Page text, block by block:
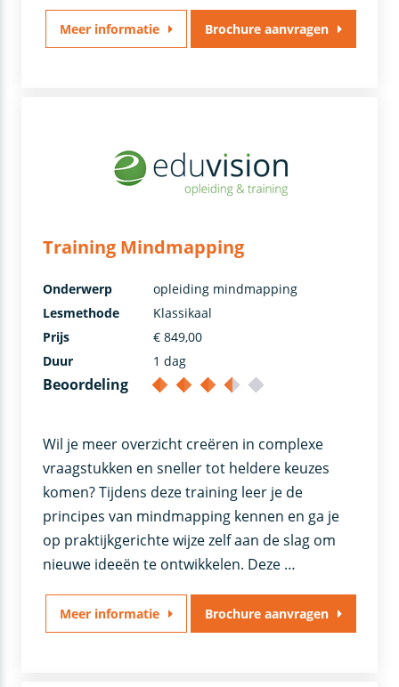
Meer informatie Brochure aanvragen
Training Mindmapping
Wil je meer overzicht creëren in complexe
vraagstukken en sneller tot heldere keuzes
komen? Tijdens deze training leer je de
principes van mindmapping kennen en ga je
op praktijkgerichte wijze zelf aan de slag om
nieuwe ideeën te ontwikkelen. Deze …
Onderwerp
opleiding mindmapping
Lesmethode
Klassikaal
Prijs
€ 849,00
Duur
1 dag
Beoordeling
Meer informatie Brochure aanvragen